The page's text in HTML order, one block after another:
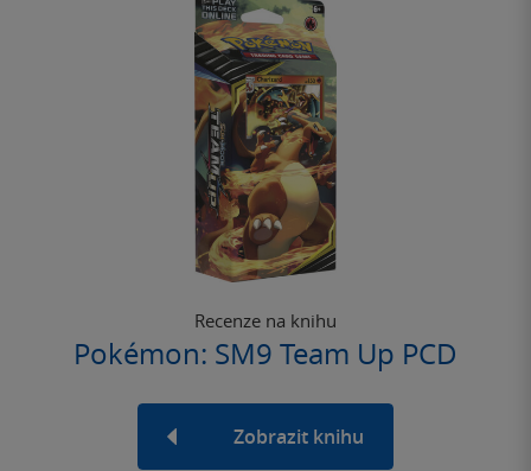
Recenze na knihu
Pokémon: SM9 Team Up PCD
Zobrazit knihu